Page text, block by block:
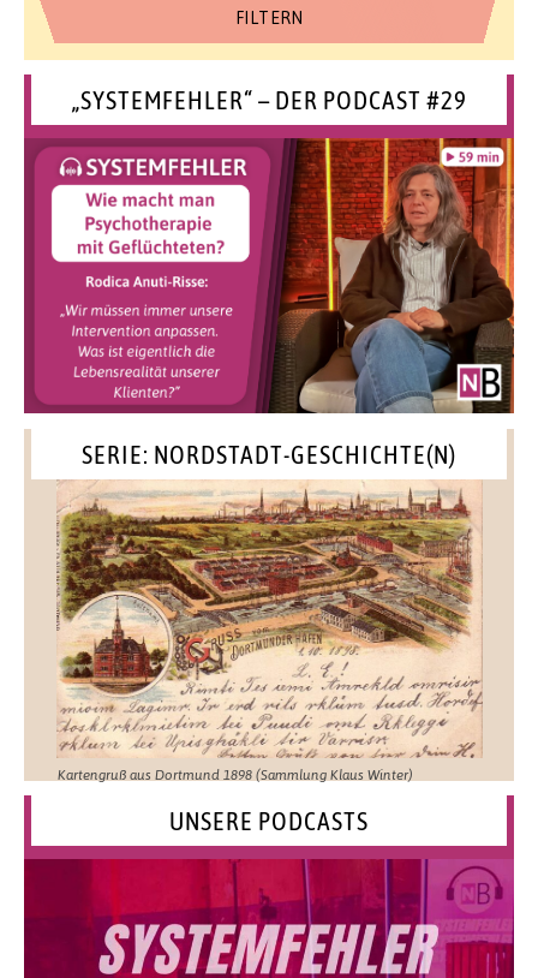
„SYSTEMFEHLER“ – DER PODCAST #29
SERIE: NORDSTADT-GESCHICHTE(N)
Kartengruß aus Dortmund 1898 (Sammlung Klaus Winter)
UNSERE PODCASTS